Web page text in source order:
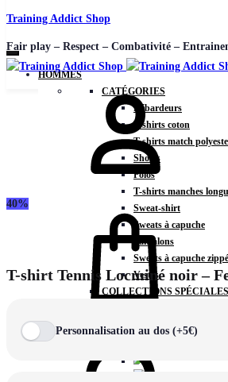
Training Addict Shop
Fair play – Respect – Combativité –
HOMMES
CATÉGORIES
Débardeurs
T-shirts coton
T-shirts match
Shorts
Polos
T-shirts manches
Sweat-shirt
Sweats à capuche
Pantalons
Sweats à capuche zippé
Vestes
COLLECTIONS SPÉCIALES
40%
T-shirt Tennis Locminé noir –
Personnalisation au dos (+5€)